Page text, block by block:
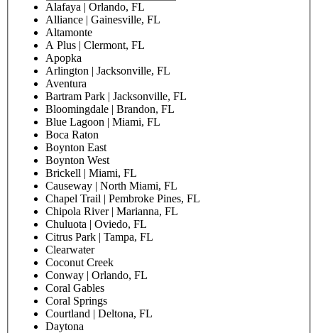
Alafaya | Orlando, FL
Alliance | Gainesville, FL
Altamonte
A Plus | Clermont, FL
Apopka
Arlington | Jacksonville, FL
Aventura
Bartram Park | Jacksonville, FL
Bloomingdale | Brandon, FL
Blue Lagoon | Miami, FL
Boca Raton
Boynton East
Boynton West
Brickell | Miami, FL
Causeway | North Miami, FL
Chapel Trail | Pembroke Pines, FL
Chipola River | Marianna, FL
Chuluota | Oviedo, FL
Citrus Park | Tampa, FL
Clearwater
Coconut Creek
Conway | Orlando, FL
Coral Gables
Coral Springs
Courtland | Deltona, FL
Daytona